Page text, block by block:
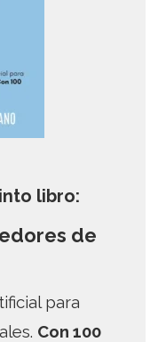
libro:
de
para
Con 100